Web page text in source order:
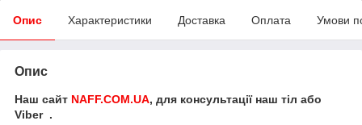
Опис Характеристики Доставка Оплата Умови
Опис
Наш сайт NAFF.COM.UA, для консультації наш тіл або
Viber .